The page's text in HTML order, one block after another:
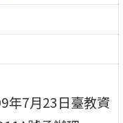
年7月23日臺教資